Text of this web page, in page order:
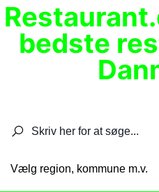
bedste
Vælg region, kommune m.v.